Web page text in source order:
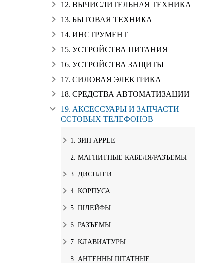
12. ВЫЧИСЛИТЕЛЬНАЯ ТЕХНИКА
13. БЫТОВАЯ ТЕХНИКА
14. ИНСТРУМЕНТ
15. УСТРОЙСТВА ПИТАНИЯ
16. УСТРОЙСТВА ЗАЩИТЫ
17. СИЛОВАЯ ЭЛЕКТРИКА
18. СРЕДСТВА АВТОМАТИЗАЦИИ
19. АКСЕССУАРЫ И ЗАПЧАСТИ
СОТОВЫХ ТЕЛЕФОНОВ
1. ЗИП APPLE
2. МАГНИТНЫЕ КАБЕЛЯ/РАЗЪЕМЫ
3. ДИСПЛЕИ
4. КОРПУСА
5. ШЛЕЙФЫ
6. РАЗЪЕМЫ
7. КЛАВИАТУРЫ
8. АНТЕННЫ ШТАТНЫЕ